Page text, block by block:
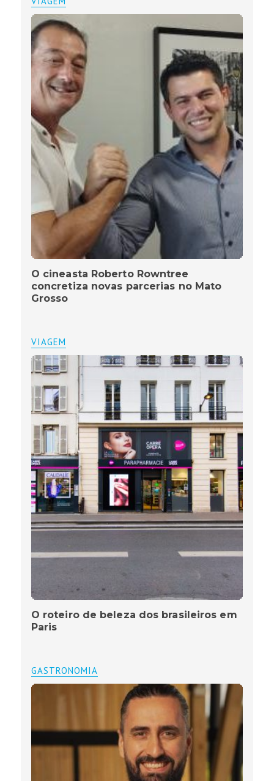
O cineasta Roberto Rowntree
concretiza novas parcerias no Mato
Grosso
VIAGEM
O roteiro de beleza dos brasileiros em
Paris
GASTRONOMIA